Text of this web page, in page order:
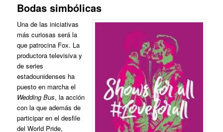
Bodas simbólicas
Una de las iniciativas
más curiosas será la
que patrocina Fox. La
productora televisiva y
de series
estadounidenses ha
puesto en marcha el
Wedding Bus, la acción
con la que además de
participar en el desfile
del World Pride,